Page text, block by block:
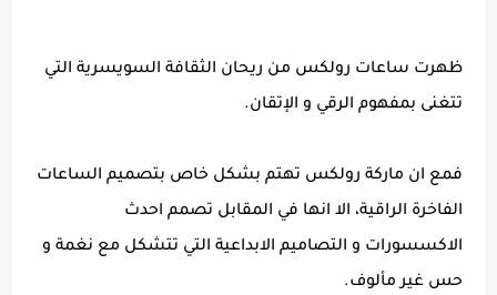
ظهرت ساعات رولكس من ريحان الثقافة السويسرية التي
تتغنى بمفهوم الرقي و الإتقان.
فمع ان ماركة رولكس تهتم بشكل خاص بتصميم الساعات
الفاخرة الراقية، الا انها في المقابل تصمم احدث
الاكسسورات و التصاميم الابداعية التي تتشكل مع نغمة و
حس غير مألوف.